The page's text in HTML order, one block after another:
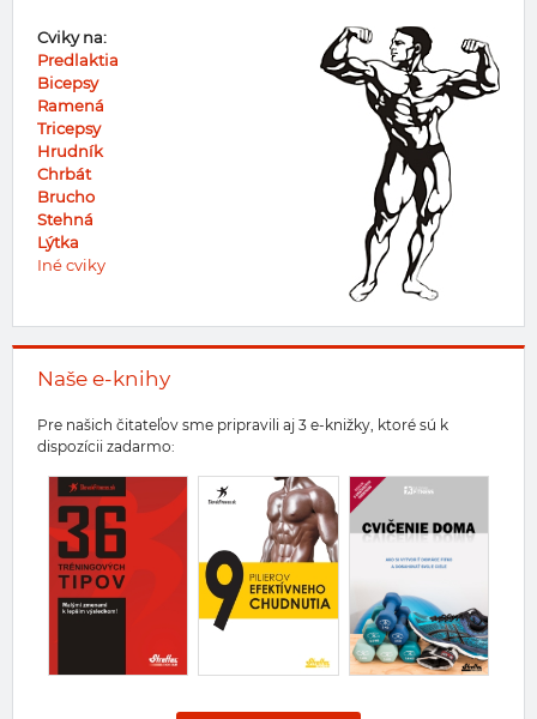
Cviky na:
Predlaktia
Bicepsy
Ramená
Tricepsy
Hrudník
Chrbát
Brucho
Stehná
Lýtka
Iné cviky
Naše e-knihy
Pre našich čitateľov sme pripravili aj 3 e-knižky, ktoré sú k
dispozícii zadarmo: